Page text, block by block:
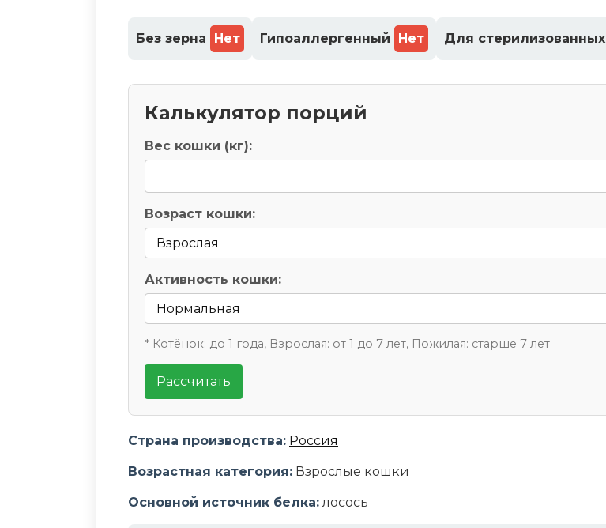
Без зерна Нет Гипоаллергенный Нет Для стерилизованных
Калькулятор порций
Вес кошки (кг):
Возраст кошки:
Активность кошки:
* Котёнок: до 1 года, Взрослая: от 1 до 7 лет, Пожилая: старше 7 лет
Рассчитать
Страна производства: Россия
Возрастная категория: Взрослые кошки
Основной источник белка: лосось